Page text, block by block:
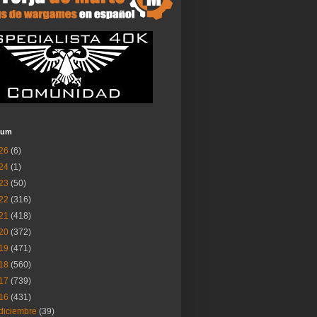
(6)
(1)
(50)
(316)
(418)
(372)
(471)
(560)
(739)
(431)
(39)